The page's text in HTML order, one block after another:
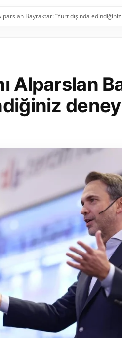
Bayraktar: “Yurt dışında
Alparslan